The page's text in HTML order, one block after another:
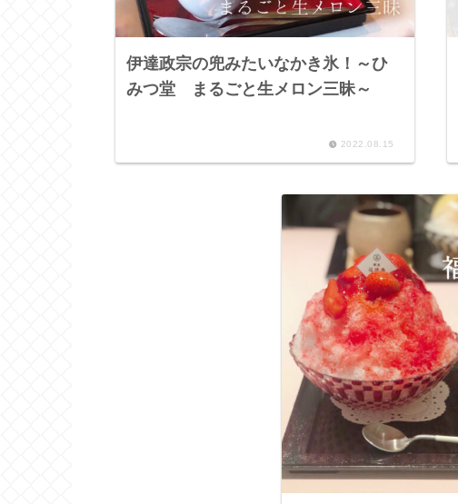
伊達政宗の兜みたいなかき氷！～ひ
みつ堂 まるごと生メロン三昧～
2022.08.15